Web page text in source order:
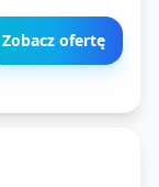
Zobacz ofertę